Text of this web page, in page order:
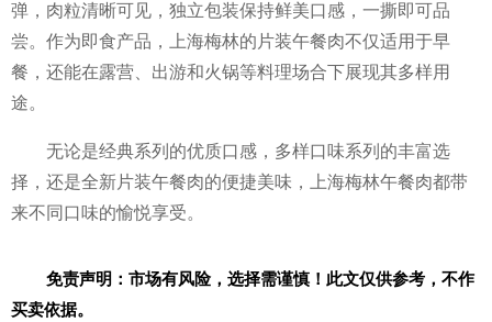
弹，肉粒清晰可见，独立包装保持鲜美口感，一撕即可品
尝。作为即食产品，上海梅林的片装午餐肉不仅适用于早
餐，还能在露营、出游和火锅等料理场合下展现其多样用
途。
无论是经典系列的优质口感，多样口味系列的丰富选
择，还是全新片装午餐肉的便捷美味，上海梅林午餐肉都带
来不同口味的愉悦享受。
免责声明：市场有风险，选择需谨慎！此文仅供参考，不作
买卖依据。